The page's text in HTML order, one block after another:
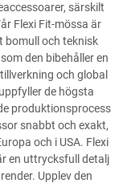
särskilt
Flexi Fit-mössa är
bomull och teknisk
den bibehåller en
och global
de högsta
produktionsprocess
snabbt och exakt,
och i USA. Flexi
en uttrycksfull detalj
Upplev den